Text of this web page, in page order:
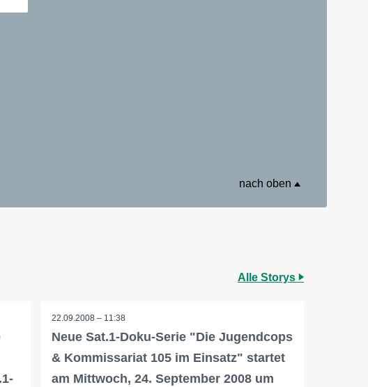
nach oben
Alle Storys
22.09.2008 – 11:38
Neue Sat.1-Doku-Serie "Die Jugendcops
& Kommissariat 105 im Einsatz" startet
am Mittwoch, 24. September 2008 um